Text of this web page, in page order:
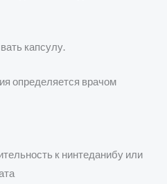
капсулу.
определяется врачом
к нинтеданибу или